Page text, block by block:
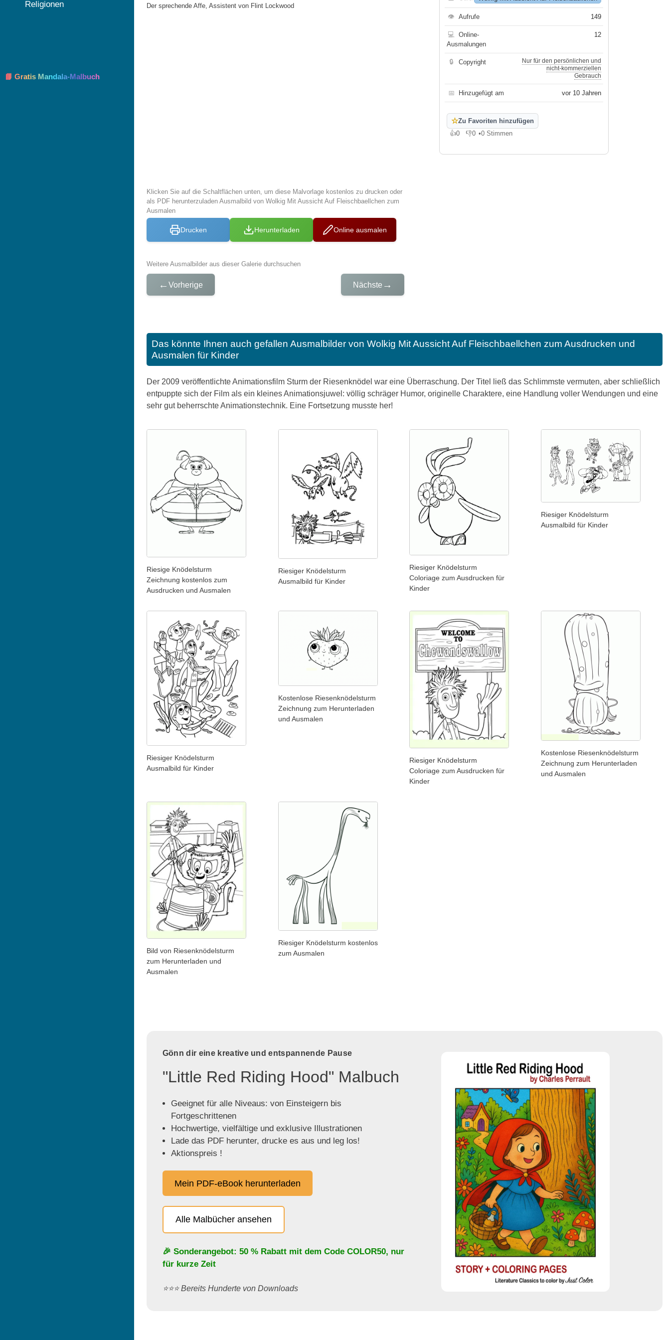
Der sprechende Affe, Assistent von Flint Lockwood
Klicken Sie auf die Schaltflächen unten, um diese Malvorlage kostenlos zu drucken oder
als PDF herunterzuladen Ausmalbild von Wolkig Mit Aussicht Auf Fleischbaellchen zum
Ausmalen
Drucken Herunterladen Online ausmalen
Weitere Ausmalbilder aus dieser Galerie durchsuchen
← Vorherige Nächste →
👁 Aufrufe 149
💻
Online-
Ausmalungen
12
🔒 Copyright
Nur für den persönlichen und
nicht-kommerziellen
Gebrauch
📅 Hinzugefügt am vor 10 Jahren
☆Zu Favoriten hinzufügen
👍0
Gefällt mir
👎0
Gefällt mir nicht
•0 Stimmen
Das könnte Ihnen auch gefallen Ausmalbilder von Wolkig Mit Aussicht Auf Fleischbaellchen zum Ausdrucken und
Ausmalen für Kinder
Der 2009 veröffentlichte Animationsfilm Sturm der Riesenknödel war eine Überraschung. Der Titel ließ das Schlimmste vermuten, aber schließlich
entpuppte sich der Film als ein kleines Animationsjuwel: völlig schräger Humor, originelle Charaktere, eine Handlung voller Wendungen und eine
sehr gut beherrschte Animationstechnik. Eine Fortsetzung musste her!
Riesige Knödelsturm
Zeichnung kostenlos zum
Ausdrucken und Ausmalen
Riesiger Knödelsturm
Ausmalbild für Kinder
Riesiger Knödelsturm
Coloriage zum Ausdrucken für
Kinder
Riesiger Knödelsturm
Ausmalbild für Kinder
Riesiger Knödelsturm
Ausmalbild für Kinder
Kostenlose Riesenknödelsturm
Zeichnung zum Herunterladen
und Ausmalen
Riesiger Knödelsturm
Coloriage zum Ausdrucken für
Kinder
Kostenlose Riesenknödelsturm
Zeichnung zum Herunterladen
und Ausmalen
Bild von Riesenknödelsturm
zum Herunterladen und
Ausmalen
Riesiger Knödelsturm kostenlos
zum Ausmalen
Gönn dir eine kreative und entspannende Pause
"Little Red Riding Hood" Malbuch
Geeignet für alle Niveaus: von Einsteigern bis
Fortgeschrittenen
Hochwertige, vielfältige und exklusive Illustrationen
Lade das PDF herunter, drucke es aus und leg los!
Aktionspreis !
Mein PDF-eBook herunterladen
Alle Malbücher ansehen
🎉 Sonderangebot: 50 % Rabatt mit dem Code COLOR50, nur
für kurze Zeit
⭐️⭐️⭐️ Bereits Hunderte von Downloads
Religionen
📘 Gratis Mandala-Malbuch